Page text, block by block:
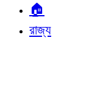
🏠︎
রাজ্য